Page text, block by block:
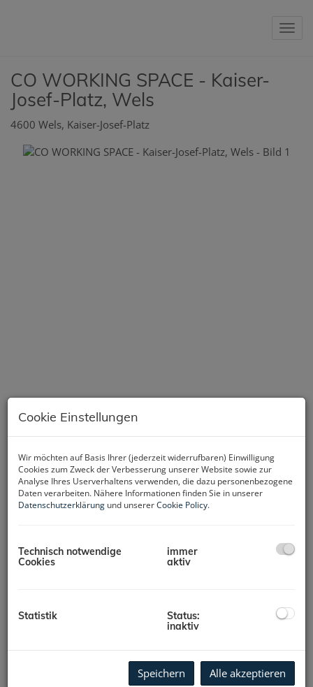
CO WORKING SPACE - Kaiser-
Josef-Platz, Wels
4600 Wels, Kaiser-Josef-Platz
Beschreibung
Inspirierend. Flexibel. Zentral.
modernster Ausstattung und einem offenen, einladenden
Projekte erfolgreich voranzutreiben.
Cookie Einstellungen
Wir möchten auf Basis Ihrer (jederzeit widerrufbaren) Einwilligung
Cookies zum Zweck der Verbesserung unserer Website sowie zur
Analyse Ihres Userverhaltens verwenden, die dazu personenbezogene
Daten verarbeiten. Nähere Informationen finden Sie in unserer
Datenschutzerklärung und unsererCookie Policy.
Technisch notwendige
Cookies
immer
aktiv
Statistik
Status:
inaktiv
Speichern Alle akzeptieren